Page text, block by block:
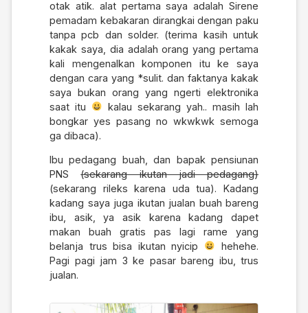
otak atik. alat pertama saya adalah Sirene
pemadam kebakaran dirangkai dengan paku
tanpa pcb dan solder. (terima kasih untuk
kakak saya, dia adalah orang yang pertama
kali mengenalkan komponen itu ke saya
dengan cara yang *sulit. dan faktanya kakak
saya bukan orang yang ngerti elektronika
saat itu
kalau sekarang yah.. masih lah
bongkar yes pasang no wkwkwk semoga
ga dibaca).
Ibu pedagang buah, dan bapak pensiunan
PNS(sekarang ikutan jadi pedagang)
(sekarang rileks karena uda tua). Kadang
kadang saya juga ikutan jualan buah bareng
ibu, asik, ya asik karena kadang dapet
makan buah gratis pas lagi rame yang
belanja trus bisa ikutan nyicip
hehehe.
Pagi pagi jam 3 ke pasar bareng ibu, trus
jualan.